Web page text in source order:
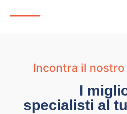
Incontra il
I
specialisti al